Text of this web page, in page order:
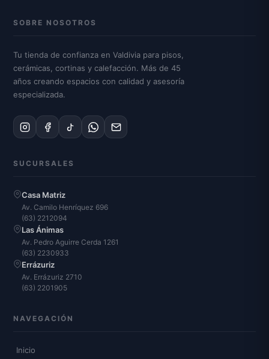
SOBRE NOSOTROS
Tu tienda de confianza en Valdivia para pisos,
cerámicas, cortinas y calefacción. Más de 45
años creando espacios con calidad y asesoría
especializada.
SUCURSALES
Casa Matriz
Av. Camilo Henríquez 696
(63) 2212094
Las Ánimas
Av. Pedro Aguirre Cerda 1261
(63) 2230933
Errázuriz
Av. Errázuriz 2710
(63) 2201905
NAVEGACIÓN
Inicio